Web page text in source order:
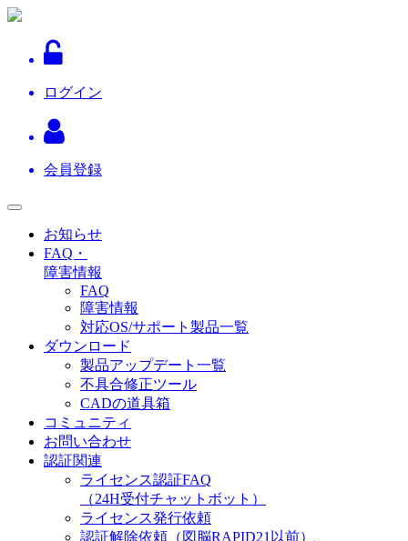
コ
ログイン
会員登録
お知らせ
FAQ・
障害情報
FAQ
障害情報
対応OS/サポート製品一覧
ダウンロード
製品アップデート一覧
不具合修正ツール
CADの道具箱
コミュニティ
お問い合わせ
認証関連
ライセンス認証FAQ
（24H受付チャットボット）
ライセンス発行依頼
認証解除依頼（図脳RAPID21以前）